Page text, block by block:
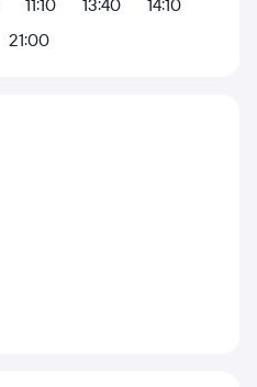
11:10 13:40
14:10
21:00